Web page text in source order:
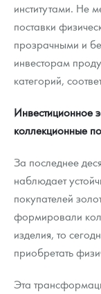
институтами. Не
поставки
прозрачными и
инвесторам
категорий,
Инвестиционное
коллекционные
За последнее
наблюдает
покупателей
формировали
изделия, то
приобретать
Эта